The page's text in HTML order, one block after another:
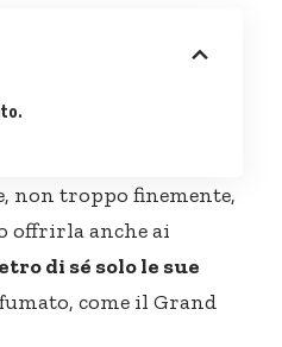
non troppo finemente,
offrirla anche ai
di sé solo le sue
come il Grand